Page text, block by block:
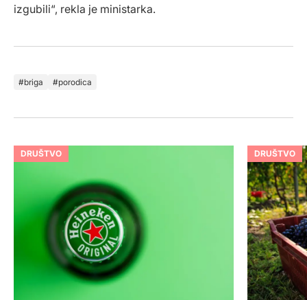
izgubili“, rekla je ministarka.
briga porodica
DRUŠTVO DRUŠTVO